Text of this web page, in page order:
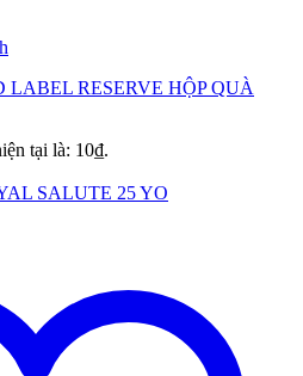
RESERVE HỘP QUÀ
tại là: 10₫.